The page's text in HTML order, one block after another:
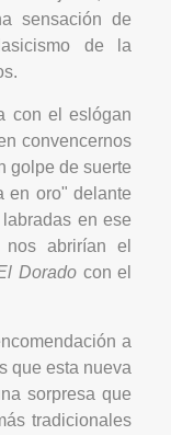
sensación de
de la
con el eslógan
convencernos
golpe de suerte
en oro" delante
en ese
abrirían el
Doradocon el
a
que esta nueva
sorpresa que
tradicionales